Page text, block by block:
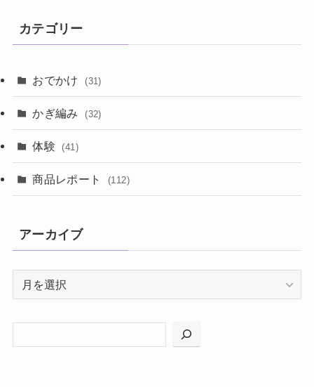
カテゴリー
おでかけ (31)
かぎ編み (32)
体験 (41)
商品レポート (112)
アーカイブ
ブ